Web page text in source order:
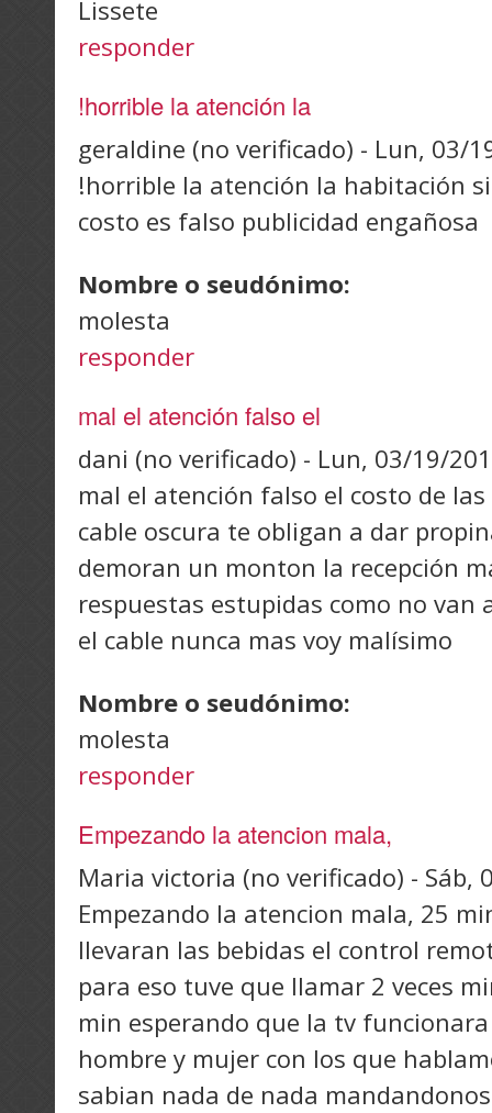
Lissete
responder
!horrible la atención la
geraldine (no verificado) - Lun, 03/
!horrible la atención la habitación
costo es falso publicidad engañosa
Nombre o seudónimo:
molesta
responder
mal el atención falso el
dani (no verificado) - Lun, 03/19/
mal el atención falso el costo de
cable oscura te obligan a dar
demoran un monton la recepción
respuestas estupidas como no van
el cable nunca mas voy malísimo
Nombre o seudónimo:
molesta
responder
Empezando la atencion mala,
Maria victoria (no verificado) - Sáb,
Empezando la atencion mala, 25
llevaran las bebidas el control
para eso tuve que llamar 2 veces
min esperando que la tv
hombre y mujer con los que
sabian nada de nada